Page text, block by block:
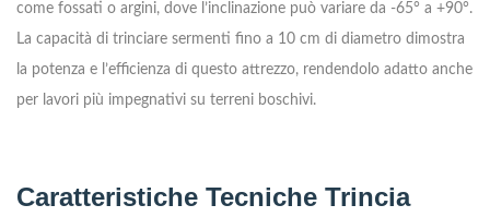
come fossati o argini, dove l’inclinazione può variare da -65° a +90°.
La capacità di trinciare sermenti fino a 10 cm di diametro dimostra
la potenza e l’efficienza di questo attrezzo, rendendolo adatto anche
per lavori più impegnativi su terreni boschivi.
Caratteristiche Tecniche Trincia